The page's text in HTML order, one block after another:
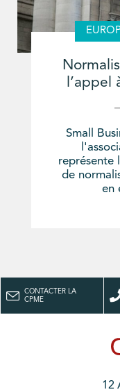
l’appel
Small
représente
de
en
CONTACTER LA
CPME
12